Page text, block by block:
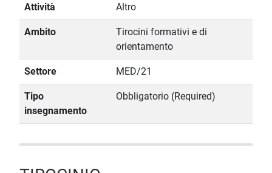
Attività Altro
Ambito
Tirocini formativi e di
orientamento
Settore MED/21
Tipo
insegnamento
Obbligatorio (Required)